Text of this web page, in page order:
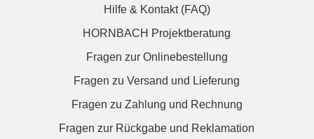
Hilfe & Kontakt (FAQ)
HORNBACH Projektberatung
Fragen zur Onlinebestellung
Fragen zu Versand und Lieferung
Fragen zu Zahlung und Rechnung
Fragen zur Rückgabe und Reklamation